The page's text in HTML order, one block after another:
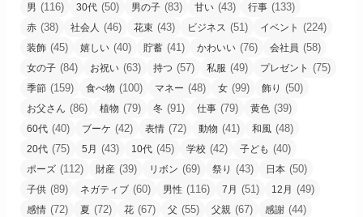
男 (116) 30代 (50) 男の子 (83) 甘い (43) 行事 (133)
赤 (38) 社会人 (46) 花束 (43) ビジネス (51) イベント (224)
装飾 (45) 嬉しい (40) 貯蓄 (41) かわいい (76) 会社員 (58)
女の子 (84) お祝い (63) 持つ (57) 私服 (49) プレゼント (75)
季節 (159) 食べ物 (100) マネー (48) 女 (99) 飾り (50)
お父さん (86) 植物 (79) 冬 (91) 仕事 (79) 黄色 (39)
60代 (40) ブーケ (42) 表情 (72) 動物 (41) 和風 (48)
20代 (75) 5月 (43) 10代 (45) 学校 (42) 子ども (40)
ポーズ (112) 財産 (39) リボン (69) 祭り (43) 日本 (50)
子供 (89) ネガティブ (60) 男性 (116) 7月 (51) 12月 (49)
感情 (72) 夏 (72) 花 (67) 父 (55) 父親 (67) 感謝 (44)